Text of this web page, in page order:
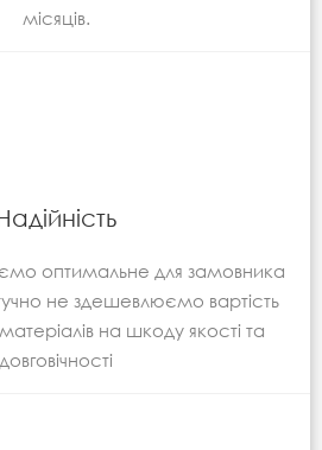
місяців.
оптимальне для замовника
не здешевлюємо вартість
на шкоду якості та
довговічності